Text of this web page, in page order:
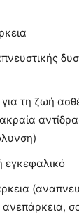
τη ζωή
εγκεφαλικό